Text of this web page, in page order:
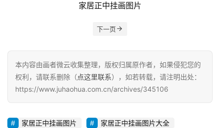
家居正中挂画图片
下一页
本内容由画者微云收集整理，版权归属原作者，如果侵犯您的
权利，请联系删除（点这里联系），如若转载，请注明出处：
https://www.juhaohua.com.cn/archives/345106
家居正中挂画图片 家居正中挂画图片大全